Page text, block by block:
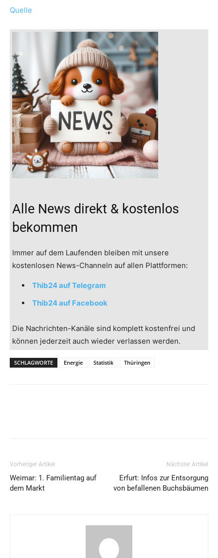
Quelle
Alle News direkt & kostenlos
bekommen
Immer auf dem Laufenden bleiben mit unsere
kostenlosen News-Channeln auf allen Plattformen:
Thib24 auf Telegram
Thib24 auf Facebook
Die Nachrichten-Kanäle sind komplett kostenfrei und
können jederzeit auch wieder verlassen werden.
SCHLAGWORTE Energie Statistik Thüringen
Vorheriger Artikel
Weimar: 1. Familientag auf
dem Markt
Nächster Artikel
Erfurt: Infos zur Entsorgung
von befallenen Buchsbäumen